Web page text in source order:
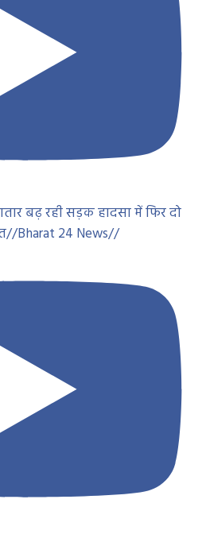
बढ़ रही सड़क हादसा में फिर दो
Bharat 24 News//